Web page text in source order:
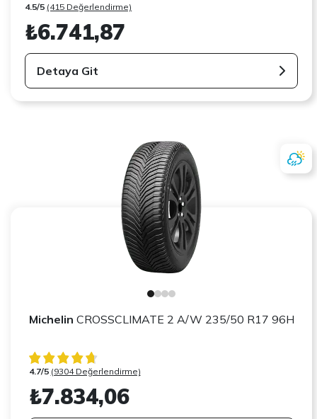
4.5/5 (415 Değerlendirme)
₺6.741,87
Detaya Git
Michelin CROSSCLIMATE 2 A/W 235/50 R17 96H
4.7/5 (9304 Değerlendirme)
₺7.834,06